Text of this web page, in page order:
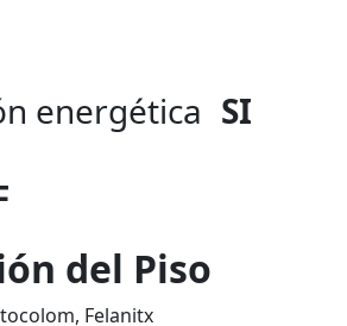
energética SI
del Piso
Felanitx